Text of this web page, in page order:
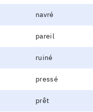
navré
pareil
ruiné
pressé
prêt